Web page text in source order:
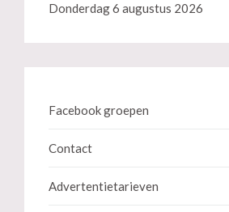
Donderdag 6 augustus 2026
Facebook groepen
Contact
Advertentietarieven